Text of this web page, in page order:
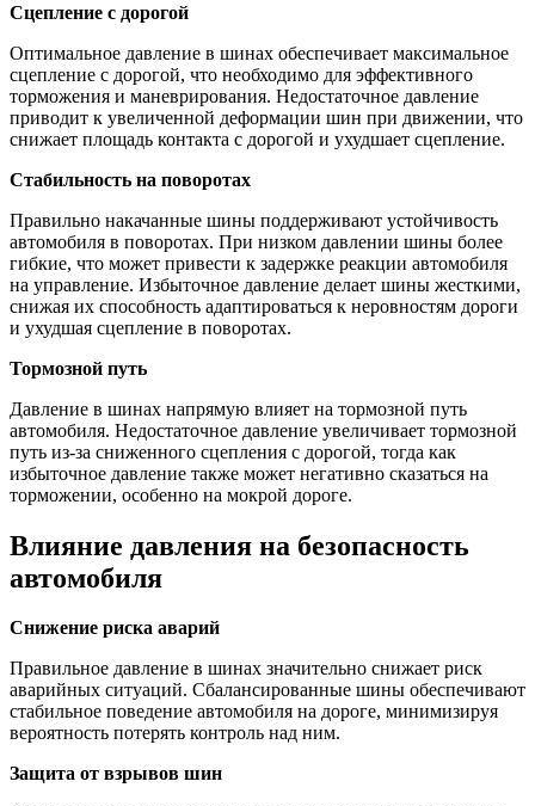
Сцепление с дорогой
Оптимальное давление в шинах обеспечивает максимальное
сцепление с дорогой, что необходимо для эффективного
торможения и маневрирования. Недостаточное давление
приводит к увеличенной деформации шин при движении, что
снижает площадь контакта с дорогой и ухудшает сцепление.
Стабильность на поворотах
Правильно накачанные шины поддерживают устойчивость
автомобиля в поворотах. При низком давлении шины более
гибкие, что может привести к задержке реакции автомобиля
на управление. Избыточное давление делает шины жесткими,
снижая их способность адаптироваться к неровностям дороги
и ухудшая сцепление в поворотах.
Тормозной путь
Давление в шинах напрямую влияет на тормозной путь
автомобиля. Недостаточное давление увеличивает тормозной
путь из-за сниженного сцепления с дорогой, тогда как
избыточное давление также может негативно сказаться на
торможении, особенно на мокрой дороге.
Влияние давления на безопасность
автомобиля
Снижение риска аварий
Правильное давление в шинах значительно снижает риск
аварийных ситуаций. Сбалансированные шины обеспечивают
стабильное поведение автомобиля на дороге, минимизируя
вероятность потерять контроль над ним.
Защита от взрывов шин